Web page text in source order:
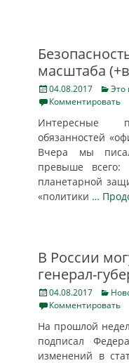
масштаба
Posted
on
04.08.2017
Это
Комментировать
Интересные
обязанностей
Вчера мы
превыше всего:
планетарной
«политики …
В России
генерал-
Posted
on
04.08.2017
Комментировать
На прошлой
подписал
изменений в